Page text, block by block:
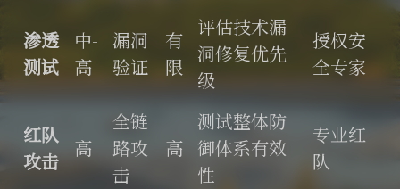
渗透
测试
中-
高
漏洞
验证
有
限
评估技术漏
洞修复优先
级
授权安
全专家
红队
攻击
高
全链
路攻
击
高
测试整体防
御体系有效
性
专业红
队